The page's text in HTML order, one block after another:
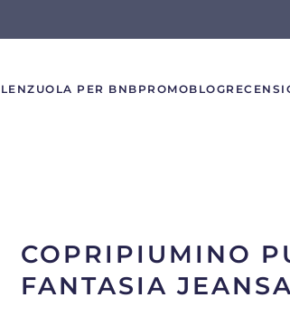
LENZUOLA PER BNB PROMOBLOG
COPRIPIUMINO
FANTASIA